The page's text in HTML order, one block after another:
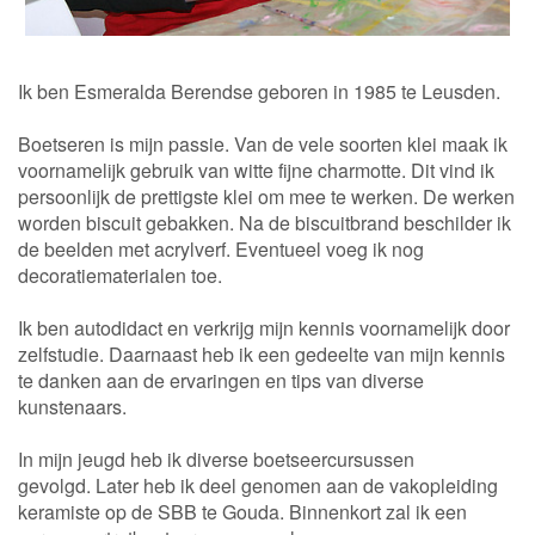
Ik ben Esmeralda Berendse geboren in 1985 te Leusden.
Boetseren is mijn passie. Van de vele soorten klei maak ik
voornamelijk gebruik van witte fijne charmotte. Dit vind ik
persoonlijk de prettigste klei om mee te werken. De werken
worden biscuit gebakken. Na de biscuitbrand beschilder ik
de beelden met acrylverf. Eventueel voeg ik nog
decoratiematerialen toe.
Ik ben autodidact en verkrijg mijn kennis voornamelijk door
zelfstudie. Daarnaast heb ik een gedeelte van mijn kennis
te danken aan de ervaringen en tips van diverse
kunstenaars.
In mijn jeugd heb ik diverse boetseercursussen
gevolgd. Later heb ik deel genomen aan de vakopleiding
keramiste op de SBB te Gouda. Binnenkort zal ik een